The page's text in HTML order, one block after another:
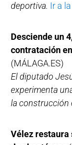
deportiva. Ir a
Desciende un
contratación
(MÁLAGA.ES)
El diputado
experimenta
la construcción
Vélez restaura